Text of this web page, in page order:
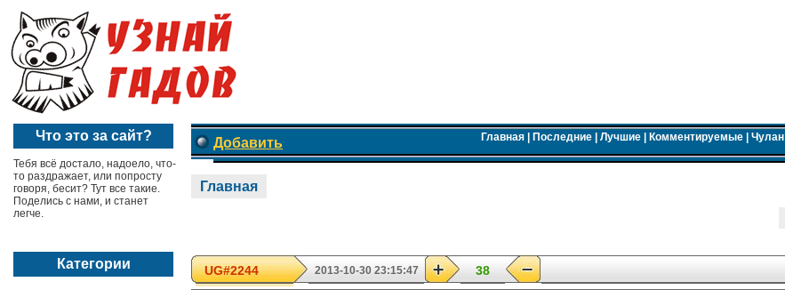
Что это за сайт?
Тебя всё достало, надоело, что-
то раздражает, или попросту
говоря, бесит? Тут все такие.
Поделись с нами, и станет
легче.
Категории
Добавить Главная| Последние| Лучшие| Комментируемые| Чулан
Главная
UG#2244 2013-10-30 23:15:47 38